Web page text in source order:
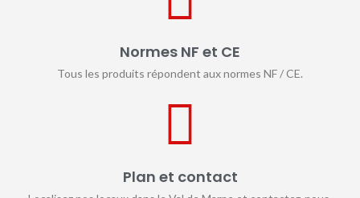
Normes NF et CE
Tous les produits répondent aux normes NF / CE.
Plan et contact